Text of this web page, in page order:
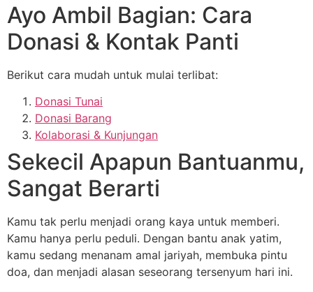
Ayo Ambil Bagian: Cara
Donasi & Kontak Panti
Berikut cara mudah untuk mulai terlibat:
Donasi Tunai
Donasi Barang
Kolaborasi & Kunjungan
Sekecil Apapun Bantuanmu,
Sangat Berarti
Kamu tak perlu menjadi orang kaya untuk memberi.
Kamu hanya perlu peduli. Dengan bantu anak yatim,
kamu sedang menanam amal jariyah, membuka pintu
doa, dan menjadi alasan seseorang tersenyum hari ini.